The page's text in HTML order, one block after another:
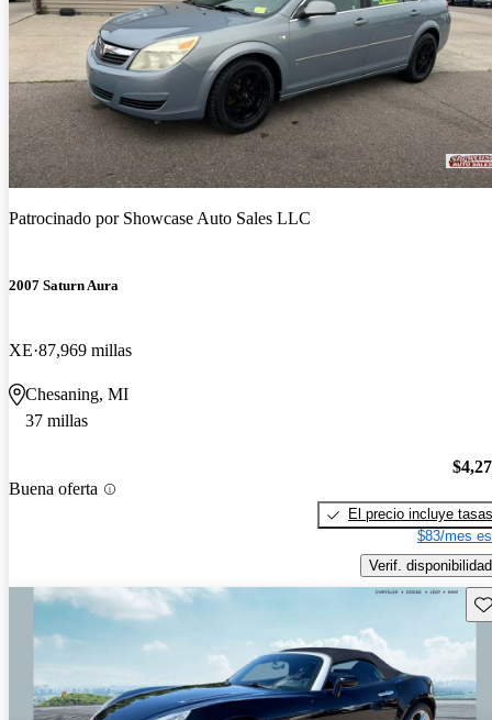
Patrocinado por Showcase Auto Sales LLC
2007 Saturn Aura
XE 87,969 millas
Chesaning, MI
37 millas
Buena oferta
El precio incluye tasas
$83/mes
Verif. disponibilidad